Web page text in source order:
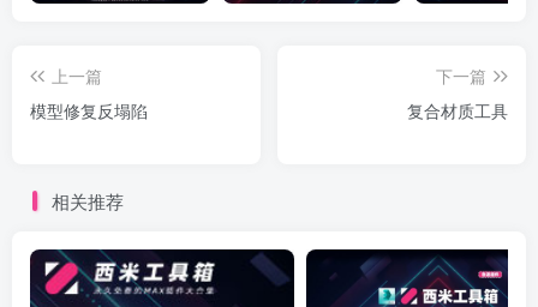
上一篇
模型修复反塌陷
下一篇
复合材质工具
相关推荐